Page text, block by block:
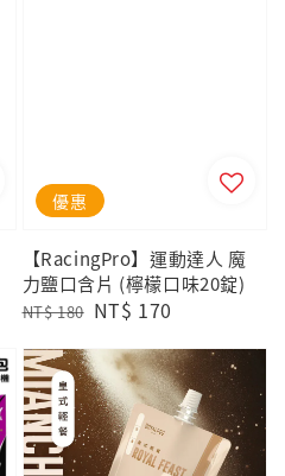
優惠
【RacingPro】運動達人 魔
力鹽口含片 (檸檬口味20錠)
Regular
NT$ 180 Sale
NT$ 170